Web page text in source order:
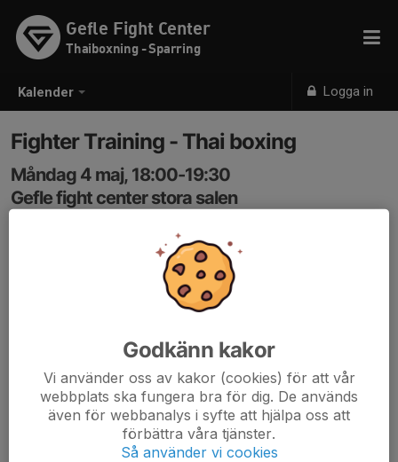
Kalender Logga in
Gefle Fight Center
Thaiboxning - Sparring
Fighter Training - Thai boxing
Måndag 4 maj, 18:00-19:30
Gefle fight center stora salen
This class is for higher level participants with confident
skills in all of the above categories. For beginners and
continuous level students wishing to take part, please
speak with our coaches beforehand.
Godkänn kakor
Vi använder oss av kakor (cookies) för att vår
webbplats ska fungera bra för dig. De används
även för webbanalys i syfte att hjälpa oss att
förbättra våra tjänster.
Så använder vi cookies